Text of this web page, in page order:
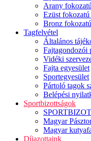
Arany
Ezüst
Bronz
Tagfelvétel
Általános
Fajtagondozói
Vidéki
Fajta egyesület
Sportegyesület
Pártoló tagok
Belépési
Sportbizottságok
Magyar
Magyar
Díjazottaink